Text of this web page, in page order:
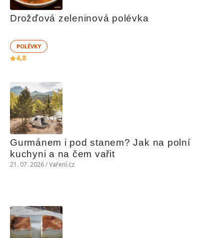
Drožďová zeleninová polévka
POLÉVKY
4,8
Gurmánem i pod stanem? Jak na polní
kuchyni a na čem vařit
21. 07. 2026 / Vaření.cz